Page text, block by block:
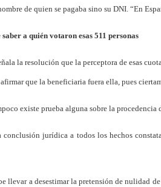
de quien se pagaba sino su DNI. “En
saber a quién votaron esas 511 personas
la resolución que la perceptora de esas
que la beneficiaria fuera ella, pues
existe prueba alguna sobre la
conclusión jurídica a todos los hechos
llevar a desestimar la pretensión de nulidad